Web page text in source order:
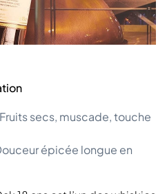
secs, muscade, touche
épicée longue en